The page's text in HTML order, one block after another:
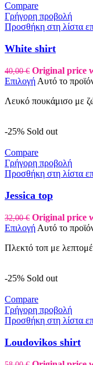
Compare
Γρήγορη προβολή
Προσθήκη στη λίστα
White shirt
40,00€ Original price
Επιλογή Αυτό το
Λευκό πουκάμισο με
-25% Sold out
Compare
Γρήγορη προβολή
Προσθήκη στη λίστα
Jessica top
32,00€ Original price
Επιλογή Αυτό το
Πλεκτό τοπ με
-25% Sold out
Compare
Γρήγορη προβολή
Προσθήκη στη λίστα
Loudovikos shirt